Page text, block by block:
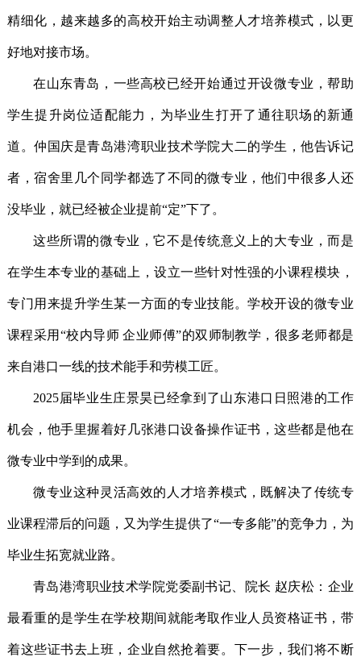
精细化，越来越多的高校开始主动调整人才培养模式，以更
好地对接市场。
在山东青岛，一些高校已经开始通过开设微专业，帮助
学生提升岗位适配能力，为毕业生打开了通往职场的新通
道。仲国庆是青岛港湾职业技术学院大二的学生，他告诉记
者，宿舍里几个同学都选了不同的微专业，他们中很多人还
没毕业，就已经被企业提前“定”下了。
这些所谓的微专业，它不是传统意义上的大专业，而是
在学生本专业的基础上，设立一些针对性强的小课程模块，
专门用来提升学生某一方面的专业技能。学校开设的微专业
课程采用“校内导师 企业师傅”的双师制教学，很多老师都是
来自港口一线的技术能手和劳模工匠。
2025届毕业生庄景昊已经拿到了山东港口日照港的工作
机会，他手里握着好几张港口设备操作证书，这些都是他在
微专业中学到的成果。
微专业这种灵活高效的人才培养模式，既解决了传统专
业课程滞后的问题，又为学生提供了“一专多能”的竞争力，为
毕业生拓宽就业路。
青岛港湾职业技术学院党委副书记、院长 赵庆松：企业
最看重的是学生在学校期间就能考取作业人员资格证书，带
着这些证书去上班，企业自然抢着要。下一步，我们将不断